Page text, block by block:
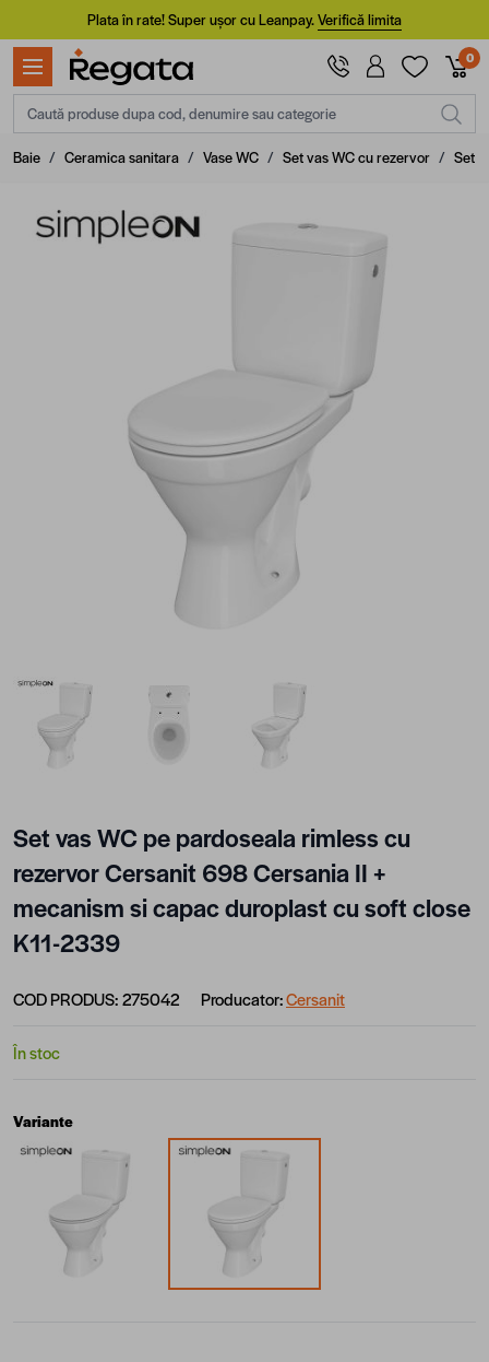
Mergi la ConținutPlata în rate! Super ușor cu Leanpay.Verifică limita
0
Caută produse dupa cod, denumire sau categorie
Baie / Ceramica sanitara / Vase WC / Set vas WC cu rezervor / Set
View larger imageView larger imageView larger image
Set vas WC pe pardoseala rimless cu
rezervor Cersanit 698 Cersania II +
mecanism si capac duroplast cu soft close
K11-2339
COD PRODUS:275042 Producator:Cersanit
În stoc
Variante